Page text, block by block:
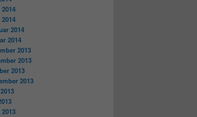
2014
2014
2013
2013
2013
2013